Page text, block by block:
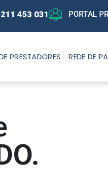
211 453 031 PORTAL
PRESTADORES REDE DE